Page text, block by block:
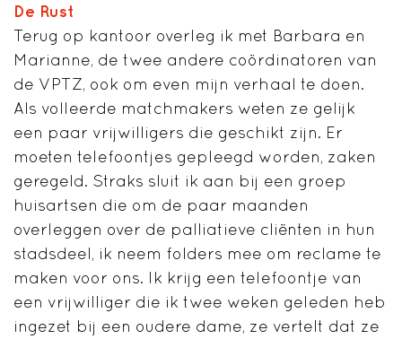
De Rust
Terug op kantoor overleg ik met Barbara en
Marianne, de twee andere coördinatoren van
de VPTZ, ook om even mijn verhaal te doen.
Als volleerde matchmakers weten ze gelijk
een paar vrijwilligers die geschikt zijn. Er
moeten telefoontjes gepleegd worden, zaken
geregeld. Straks sluit ik aan bij een groep
huisartsen die om de paar maanden
overleggen over de palliatieve cliënten in hun
stadsdeel, ik neem folders mee om reclame te
maken voor ons. Ik krijg een telefoontje van
een vrijwilliger die ik twee weken geleden heb
ingezet bij een oudere dame, ze vertelt dat ze